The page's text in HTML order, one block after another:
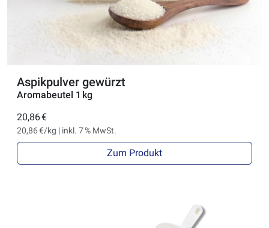
Aspikpulver gewürzt
Aromabeutel 1 kg
20,86 €
20,86 €/kg | inkl. 7 % MwSt.
Zum Produkt